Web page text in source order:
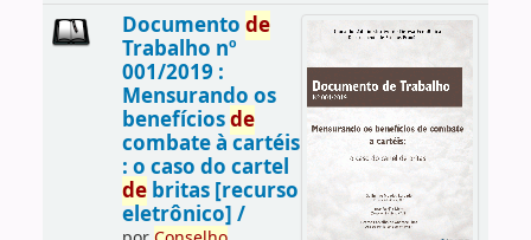
Documento de
Trabalho nº
001/2019 :
Mensurando os
benefíciosde
combate à cartéis
: o caso do cartel
debritas [recurso
eletrônico] /